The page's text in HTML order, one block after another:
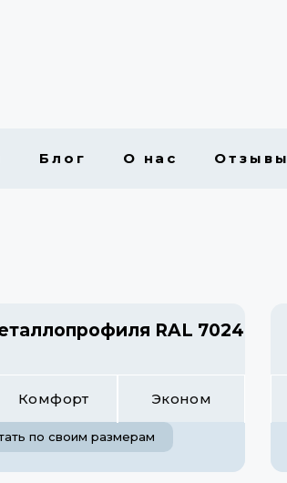
Блог О нас Отзывы
RAL 7024
Комфорт Эконом
по своим размерам